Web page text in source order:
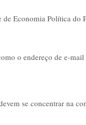
Economia Política do
o endereço de e-
se concentrar na